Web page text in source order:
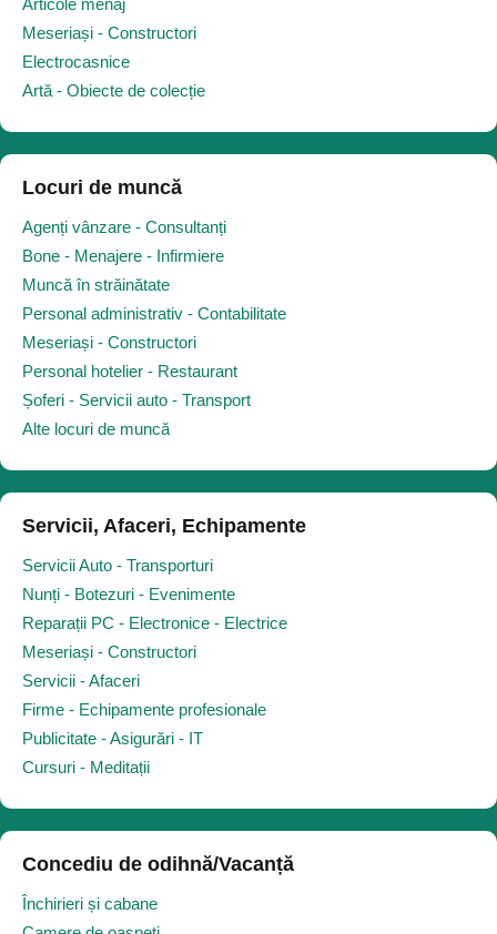
Meseriași - Constructori
Electrocasnice
Artă - Obiecte de colecție
Locuri de muncă
Agenți vânzare - Consultanți
Bone - Menajere - Infirmiere
Muncă în străinătate
Personal administrativ - Contabilitate
Meseriași - Constructori
Personal hotelier - Restaurant
Șoferi - Servicii auto - Transport
Alte locuri de muncă
Servicii, Afaceri, Echipamente
Servicii Auto - Transporturi
Nunți - Botezuri - Evenimente
Reparații PC - Electronice - Electrice
Meseriași - Constructori
Servicii - Afaceri
Firme - Echipamente profesionale
Publicitate - Asigurări - IT
Cursuri - Meditații
Concediu de odihnă/Vacanță
Închirieri și cabane